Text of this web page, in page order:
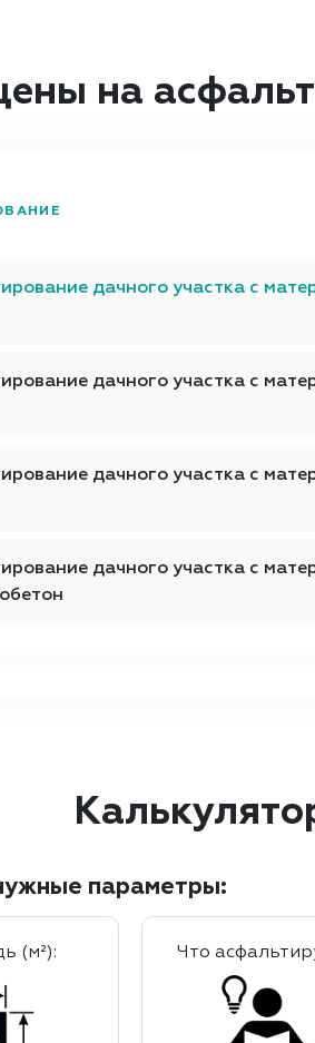
на
дачного участка с
дачного участка с
дачного участка с
дачного участка с
параметры:
(м²): Что